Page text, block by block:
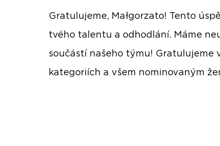
Gratulujeme, Małgorzato! Tento
tvého talentu a odhodlání. Máme
součástí našeho týmu! Gratulujeme
kategoriích a všem nominovaným